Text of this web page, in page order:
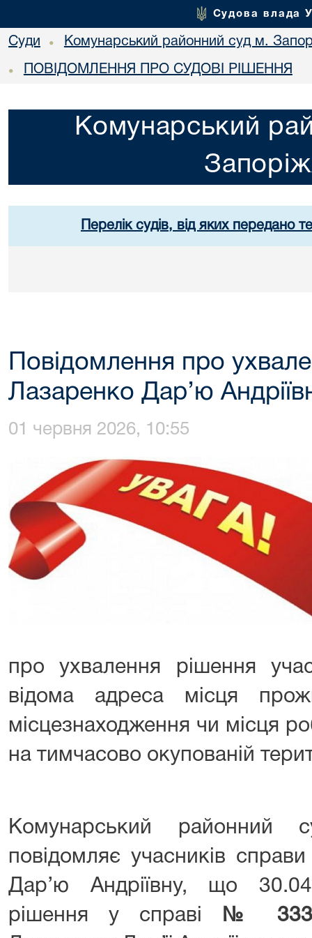
Судова влада
Суди • Комунарський районний суд м.
• ПОВІДОМЛЕННЯ ПРО СУДОВІ РІШЕННЯ
Комунарський
Перелік судів, від яких передано
Повідомлення про
Лазаренко Дар’ю
01 червня 2026, 10:55
про ухвалення рішення
відома адреса місця
місцезнаходження чи місця
на тимчасово окупованій
Комунарський районний
повідомляє учасників
Дар’ю Андріївну, що
рішення у справі
№ 333/